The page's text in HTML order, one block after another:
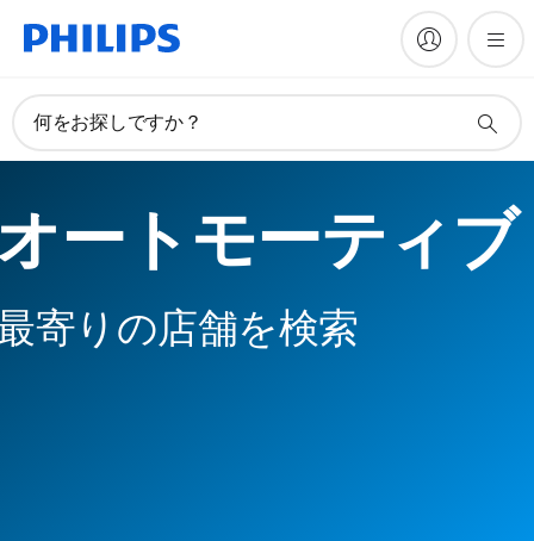
何をお探しですか？
ートモーティブ
寄りの店舗を検索